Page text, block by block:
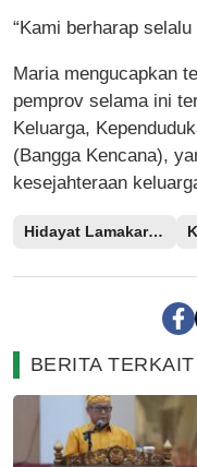
“Kami berharap
Maria mengucapkan
pemprov selama ini
Keluarga,
(Bangga Kencana),
kesejahteraan
Hidayat Lamakarate
BERITA TERKAIT